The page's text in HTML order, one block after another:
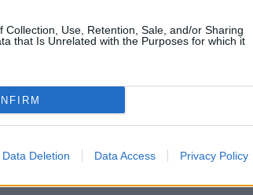
Collection, Use, Retention, Sale, and/or Sharing
that Is Unrelated with the Purposes for which it
Data Deletion Data Access Privacy Policy
ja pistepörssissä hän
komeat tehot 33+22=55.
kiinnostuneita suomalaislahjakkuudesta,